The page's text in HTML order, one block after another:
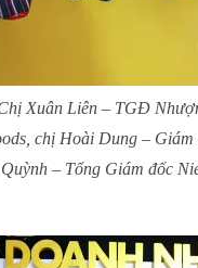
Xuân Liên – TGĐ
chị Hoài Dung – Giám
– Tổng Giám đốc